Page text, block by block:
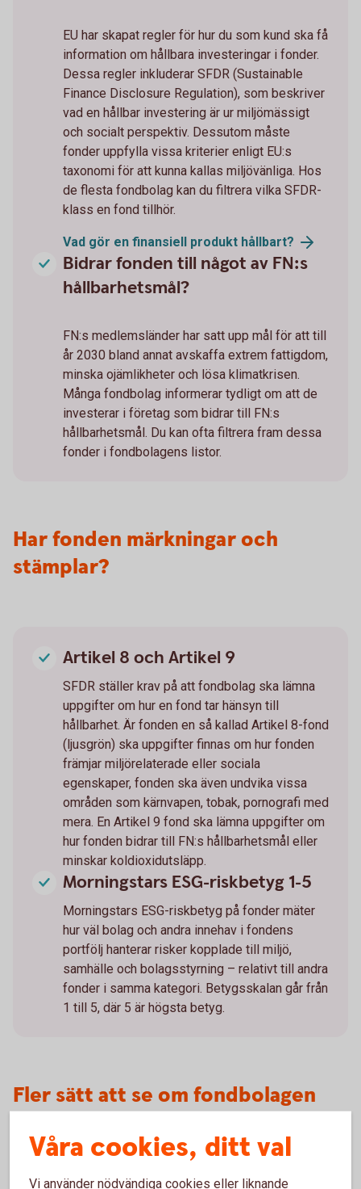
EU har skapat regler för hur du som kund ska få
information om hållbara investeringar i fonder.
Dessa regler inkluderar SFDR (Sustainable
Finance Disclosure Regulation), som beskriver
vad en hållbar investering är ur miljömässigt
och socialt perspektiv. Dessutom måste
fonder uppfylla vissa kriterier enligt EU:s
taxonomi för att kunna kallas miljövänliga. Hos
de flesta fondbolag kan du filtrera vilka SFDR-
klass en fond tillhör.
Vad gör en finansiell produkt hållbart?
Bidrar fonden till något av FN:s
hållbarhetsmål?
FN:s medlemsländer har satt upp mål för att till
år 2030 bland annat avskaffa extrem fattigdom,
minska ojämlikheter och lösa klimatkrisen.
Många fondbolag informerar tydligt om att de
investerar i företag som bidrar till FN:s
hållbarhetsmål. Du kan ofta filtrera fram dessa
fonder i fondbolagens listor.
Har fonden märkningar och
stämplar?
Artikel 8 och Artikel 9
SFDR ställer krav på att fondbolag ska lämna
uppgifter om hur en fond tar hänsyn till
hållbarhet. Är fonden en så kallad Artikel 8-fond
(ljusgrön) ska uppgifter finnas om hur fonden
främjar miljörelaterade eller sociala
egenskaper, fonden ska även undvika vissa
områden som kärnvapen, tobak, pornografi med
mera. En Artikel 9 fond ska lämna uppgifter om
hur fonden bidrar till FN:s hållbarhetsmål eller
minskar koldioxidutsläpp.
Morningstars ESG-riskbetyg 1-5
Morningstars ESG-riskbetyg på fonder mäter
hur väl bolag och andra innehav i fondens
portfölj hanterar risker kopplade till miljö,
samhälle och bolagsstyrning – relativt till andra
fonder i samma kategori. Betygsskalan går från
1 till 5, där 5 är högsta betyg.
Fler sätt att se om fondbolagen
Fondbolag vars verksamhet genomsyras av långsiktiga och
hållbara investeringar brukar vara tydliga med det på sina
Våra cookies, ditt val
Vi använder nödvändiga cookies eller liknande